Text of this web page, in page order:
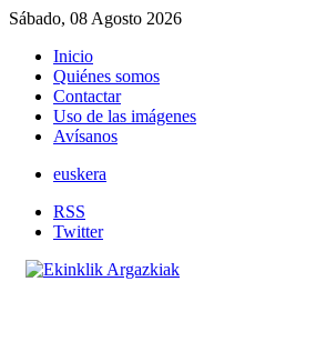
Sábado, 08 Agosto 2026
Inicio
Quiénes somos
Contactar
Uso de las imágenes
Avísanos
euskera
RSS
Twitter